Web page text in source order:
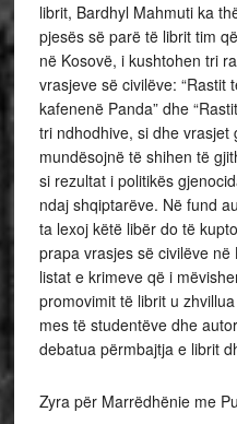
librit, Bardhyl Mahmuti ka
pjesës së parë të librit tim
në Kosovë, i kushtohen tri
vrasjeve së civilëve: “Rastit
kafenenë Panda” dhe
tri ndhodhive, si dhe vrasjet
mundësojnë të shihen të
si rezultat i politikës
ndaj shqiptarëve. Në fund
ta lexoj këtë libër do të
prapa vrasjes së civilëve
listat e krimeve që i
promovimit të librit u
mes të studentëve dhe
debatua përmbajtja e librit
Zyra për Marrëdhënie me